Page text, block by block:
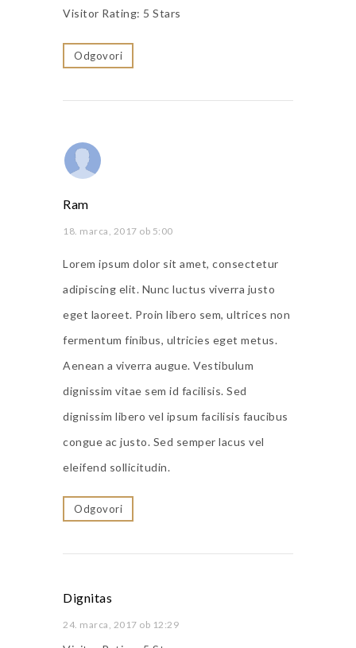
Visitor Rating: 5 Stars
Odgovori
Ram
18. marca, 2017 ob 5:00
Lorem ipsum dolor sit amet, consectetur
adipiscing elit. Nunc luctus viverra justo
eget laoreet. Proin libero sem, ultrices non
fermentum finibus, ultricies eget metus.
Aenean a viverra augue. Vestibulum
dignissim vitae sem id facilisis. Sed
dignissim libero vel ipsum facilisis faucibus
congue ac justo. Sed semper lacus vel
eleifend sollicitudin.
Odgovori
Dignitas
24. marca, 2017 ob 12:29